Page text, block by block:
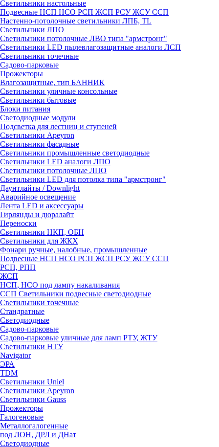
Светильники настольные
Подвесные НСП НСО РСП ЖСП РСУ ЖСУ ССП
Настенно-потолочные светильники ЛПБ, TL
Светильники ЛПО
Светильники потолочные ЛВО типа "армстронг"
Светильники LED пылевлагозащитные аналоги ЛСП
Светильники точечные
Садово-парковые
Прожекторы
Влагозащитные, тип БАННИК
Светильники уличные консольные
Светильники бытовые
Блоки питания
Светодиодные модули
Подсветка для лестниц и ступеней
Светильники Apeyron
Светильники фасадные
Светильники промышленные светодиодные
Светильники LED аналоги ЛПО
Светильники потолочные ЛПО
Светильники LED для потолка типа "армстронг"
Даунтлайты / Downlight
Аварийное освещение
Лента LED и аксессуары
Гирлянды и дюралайт
Переноски
Светильники НКП, ОБН
Светильники для ЖКХ
Фонари ручные, налобные, промышленные
Подвесные НСП НСО РСП ЖСП РСУ ЖСУ ССП
РСП, РПП
ЖСП
НСП, НСО под лампу накаливания
ССП Светильники подвесные светодиодные
Светильники точечные
Стандратные
Светодиодные
Садово-парковые
Садово-парковые уличные для ламп РТУ, ЖТУ
Светильники НТУ
Navigator
ЭРА
TDM
Светильники Uniel
Светильники Apeyron
Светильники Gauss
Прожекторы
Галогеновые
Металлогалогенные
под ЛОН, ДРЛ и ДНат
Светодиодные